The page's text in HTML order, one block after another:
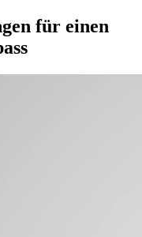
für einen